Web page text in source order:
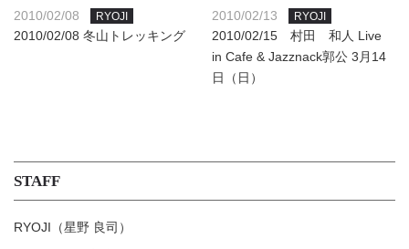
2010/02/08 RYOJI
2010/02/08 冬山トレッキング
2010/02/13 RYOJI
2010/02/15 村田 和人 Live
in Cafe & Jazznack郭公 3月14
日（日）
STAFF
RYOJI（星野 良司）